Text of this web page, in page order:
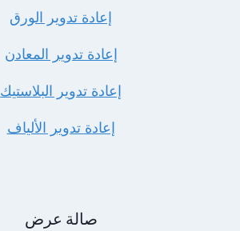
إعادة تدوير الورق
إعادة تدوير المعادن
إعادة تدوير البلاستيك
إعادة تدوير الألياف
صالة عرض